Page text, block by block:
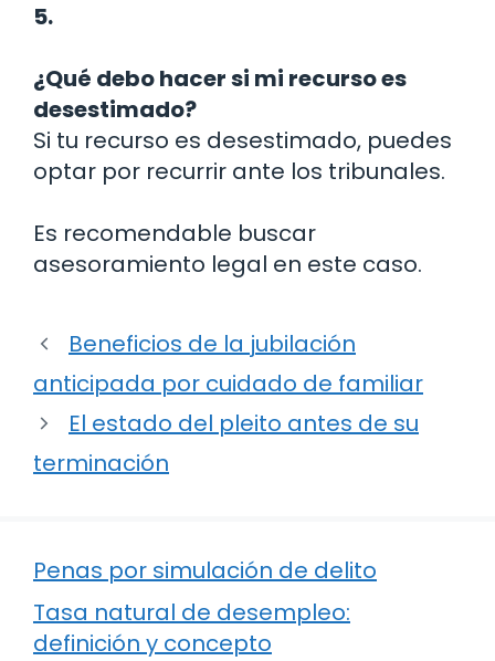
5.
¿Qué debo hacer si mi recurso es
desestimado?
Si tu recurso es desestimado, puedes
optar por recurrir ante los tribunales.
Es recomendable buscar
asesoramiento legal en este caso.
Beneficios de la jubilación
anticipada por cuidado de familiar
El estado del pleito antes de su
terminación
Penas por simulación de delito
Tasa natural de desempleo:
definición y concepto